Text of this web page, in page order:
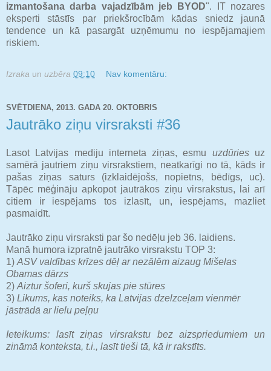
izmantošana darba vajadzībām jeb BYOD". IT nozares
eksperti stāstīs par priekšrocībām kādas sniedz jaunā
tendence un kā pasargāt uzņēmumu no iespējamajiem
riskiem.
Izraka un uzbēra 09:10 Nav komentāru:
SVĒTDIENA, 2013. GADA 20. OKTOBRIS
Jautrāko ziņu virsraksti #36
Lasot Latvijas mediju interneta ziņas, esmu uzdūries uz
samērā jautriem ziņu virsrakstiem, neatkarīgi no tā, kāds ir
pašas ziņas saturs (izklaidējošs, nopietns, bēdīgs, uc).
Tāpēc mēģināju apkopot jautrākos ziņu virsrakstus, lai arī
citiem ir iespējams tos izlasīt, un, iespējams, mazliet
pasmaidīt.
Jautrāko ziņu virsraksti par šo nedēļu jeb 36. laidiens.
Manā humora izpratnē jautrāko virsrakstu TOP 3:
1) ASV valdības krīzes dēļ ar nezālēm aizaug Mišelas
Obamas dārzs
2) Aiztur šoferi, kurš skujas pie stūres
3) Likums, kas noteiks, ka Latvijas dzelzceļam vienmēr
jāstrādā ar lielu peļņu
Ieteikums: lasīt ziņas virsrakstu bez aizspriedumiem un
zināmā konteksta, t.i., lasīt tieši tā, kā ir rakstīts.